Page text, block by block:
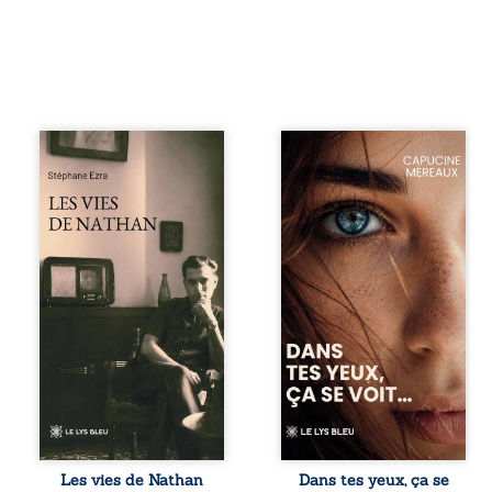
Les vies de
Nathan est un
né en trois jours,
au printemps
2026. Pour la
première fois,
Stéphane Ezra,
médium, a pu
communiquer
avec son père,
disparu depuis
plus de vingt ans
et qu’il n’a jamais
connu. De ce
dialogue par-delà
la mort naissent
des poèmes qui
Les vies de Nathan
À seize ans,
Violette peine à
trouver sa place
dans la société.
Entre timidité,
moqueries et peur
du jugement, elle
avance avec le
sentiment d’être
différente, sans
comprendre
pleinement ce qui
l’habite. Sa
rencontre avec
Louise bouleverse
ses certitudes et
fait naître en elle
des émotions
Dans tes yeux, ça se